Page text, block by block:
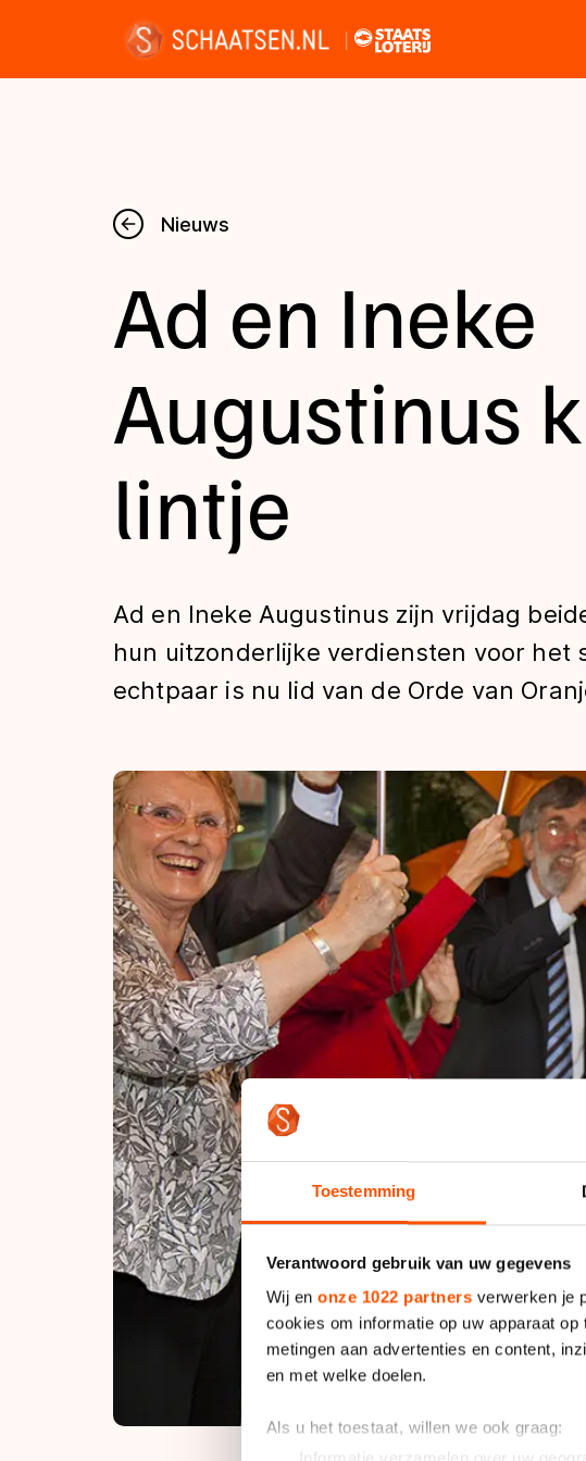
Toestemming
Verantwoord gebruik van uw gegevens
Wij en onze 1022 partners verwerken je
cookies om informatie op uw apparaat
metingen aan advertenties en content,
en met welke doelen.
Als u het toestaat, willen we ook graag:
Nieuws
Kalender
Uitslagen
Tijden & historie
De weg op
Schaatsfans
Olympische Spelen
Nieuws
Ad en Ineke
Augustinus
lintje
Ad en Ineke Augustinus zijn vrijdag
hun uitzonderlijke verdiensten voor het
echtpaar is nu lid van de Orde van